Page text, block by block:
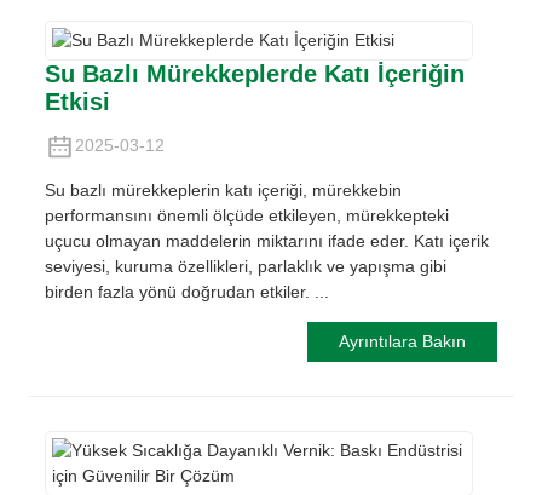
Su Bazlı Mürekkeplerde Katı İçeriğin
Etkisi
2025-03-12
Su bazlı mürekkeplerin katı içeriği, mürekkebin
performansını önemli ölçüde etkileyen, mürekkepteki
uçucu olmayan maddelerin miktarını ifade eder. Katı içerik
seviyesi, kuruma özellikleri, parlaklık ve yapışma gibi
birden fazla yönü doğrudan etkiler. ...
Ayrıntılara Bakın